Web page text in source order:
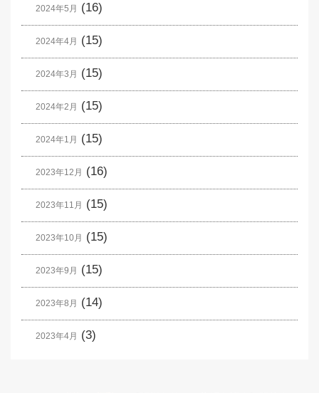
2024年5月 (16)
2024年4月 (15)
2024年3月 (15)
2024年2月 (15)
2024年1月 (15)
2023年12月 (16)
2023年11月 (15)
2023年10月 (15)
2023年9月 (15)
2023年8月 (14)
2023年4月 (3)